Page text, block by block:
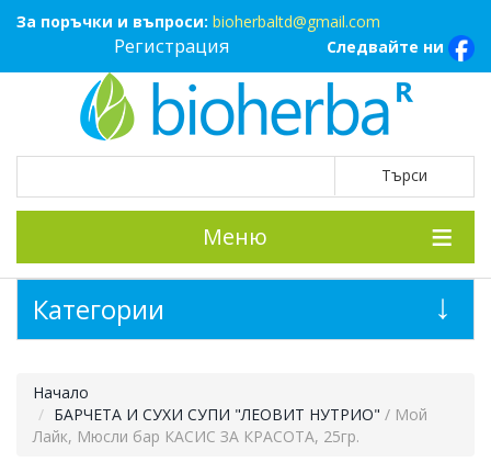
За поръчки и въпроси: bioherbaltd@gmail.com
Следвайте ни
Регистрация
Меню
Начало
БАРЧЕТА И СУХИ СУПИ "ЛЕОВИТ НУТРИО" / Мой
Лайк, Мюсли бар КАСИС ЗА КРАСОТА, 25гр.
Категории